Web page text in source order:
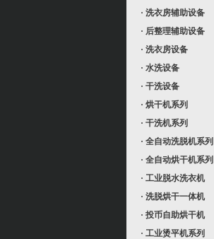
· 洗衣房辅助设备
· 后整理辅助设备
· 洗衣房设备
· 水洗设备
· 干洗设备
· 烘干机系列
· 干洗机系列
· 全自动洗脱机系列
· 全自动烘干机系列
· 工业脱水洗衣机
· 洗脱烘干一体机
· 投币自助烘干机
· 工业烫平机系列